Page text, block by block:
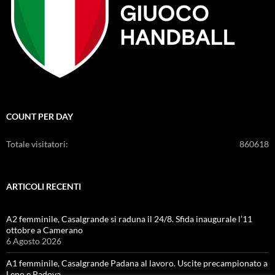
COUNT PER DAY
860618
Totale visitatori:
ARTICOLI RECENTI
A2 femminile, Casalgrande si raduna il 24/8. Sfida inaugurale l’11
ottobre a Camerano
6 Agosto 2026
A1 femminile, Casalgrande Padana al lavoro. Uscite precampionato a